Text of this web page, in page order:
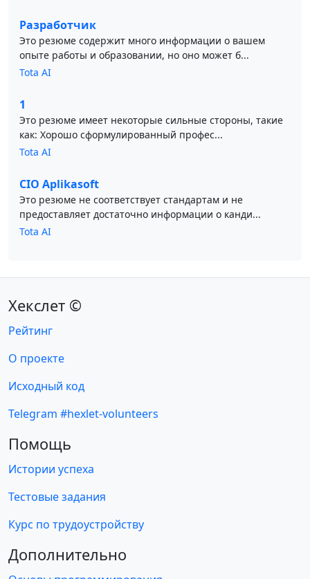
Разработчик
Это резюме содержит много информации о вашем
опыте работы и образовании, но оно может б...
Tota AI
1
Это резюме имеет некоторые сильные стороны, такие
как: Хорошо сформулированный профес...
Tota AI
CIO Aplikasoft
Это резюме не соответствует стандартам и не
предоставляет достаточно информации о канди...
Tota AI
Хекслет ©
Рейтинг
О проекте
Исходный код
Telegram #hexlet-volunteers
Помощь
Истории успеха
Тестовые задания
Курс по трудоустройству
Дополнительно